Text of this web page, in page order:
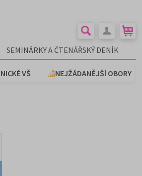
SEMINÁRKY A ČTENÁŘSKÝ DENÍK
VŠ NEJŽÁDANĚJŠÍ OBORY